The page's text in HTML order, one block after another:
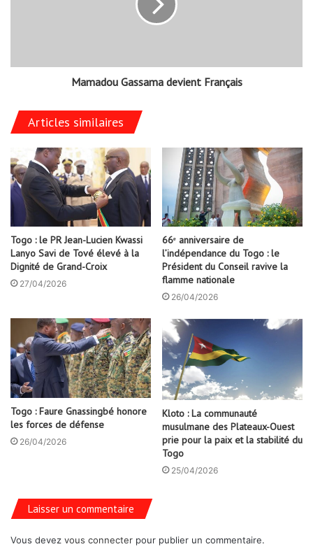
Mamadou Gassama devient Français
Articles similaires
Togo : le PR Jean-Lucien Kwassi
Lanyo Savi de Tové élevé à la
Dignité de Grand-Croix
27/04/2026
66ᵉ anniversaire de
l’indépendance du Togo : le
Président du Conseil ravive la
flamme nationale
26/04/2026
Togo : Faure Gnassingbé honore
les forces de défense
26/04/2026
Kloto : La communauté
musulmane des Plateaux-Ouest
prie pour la paix et la stabilité du
Togo
25/04/2026
Laisser un commentaire
Vous devez vous connecter pour publier un commentaire.